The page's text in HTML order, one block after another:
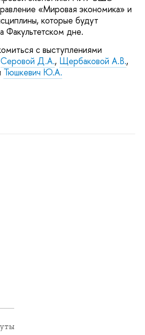
«Мировая экономика» и
которые будут
Факультетском дне.
с выступлениями
Серовой Д.А., Щербаковой А.В.,
Тюшкевич Ю.А.